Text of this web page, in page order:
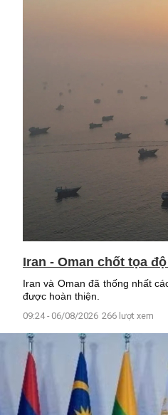
Iran - Oman chốt tọa
Iran và Oman đã thống nhất
được hoàn thiện.
09:24 - 06/08/2026 266 lượt xem